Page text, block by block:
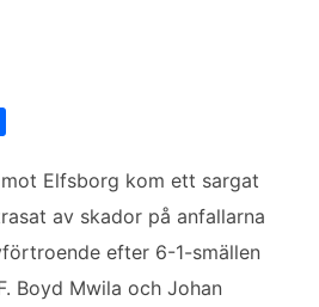
l
a
Elfsborg kom ett sargat
av skador på anfallarna
efter 6-1-smällen
Boyd Mwila och Johan